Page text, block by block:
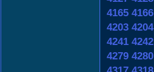
4165 4166
4203 4204
4241 4242
4279 4280